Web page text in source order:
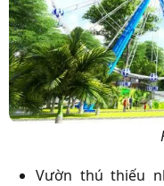
Vườn thú thiếu